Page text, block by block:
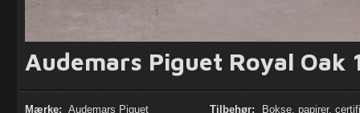
Audemars Piguet Royal Oak
Mærke: Audemars Piguet
Tilbehør:
Bokse, papirer,